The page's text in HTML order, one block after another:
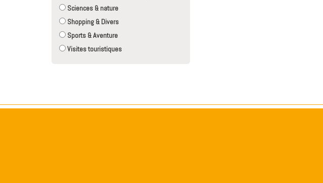
Sciences & nature
Shopping & Divers
Sports & Aventure
Visites touristiques